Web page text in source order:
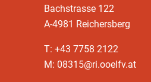
Bachstrasse 122
A-4981 Reichersberg
T: +43 7758 2122
M: 08315@ri.ooelfv.at